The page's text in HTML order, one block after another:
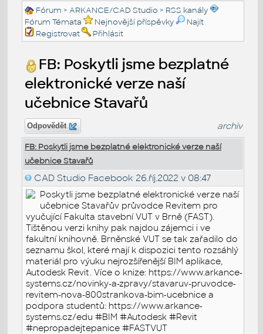
Fórum >ARKANCE/CAD Studio > RSS kanály
Fórum Témata
Nejnovější příspěvky
Najít
Registrovat
Přihlásit
FB: Poskytli jsme bezplatné
elektronické verze naší
učebnice Stavařů
Odpovědět archiv
FB: Poskytli jsme bezplatné elektronické verze naší
učebnice Stavařů
CAD Studio Facebook 26.říj.2022 v 08:47
Poskytli jsme bezplatné elektronické verze naší
učebnice Stavařův průvodce Revitem pro
vyučující Fakulta stavební VUT v Brně (FAST).
Tištěnou verzi knihy pak najdou zájemci i ve
fakultní knihovně. Brněnské VUT se tak zařadilo do
seznamu škol, které mají k dispozici tento rozsáhlý
materiál pro výuku nejrozšířenější BIM aplikace,
Autodesk Revit. Více o knize: https://www.arkance-
systems.cz/novinky-a-zpravy/stavaruv-pruvodce-
revitem-nova-800strankova-bim-ucebnice a
podpora studentů: https://www.arkance-
systems.cz/edu #BIM #Autodesk #Revit
#nepropadejtepanice #FASTVUT